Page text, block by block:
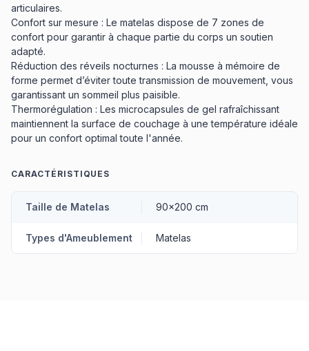
articulaires.
Confort sur mesure : Le matelas dispose de 7 zones de
confort pour garantir à chaque partie du corps un soutien
adapté.
Réduction des réveils nocturnes : La mousse à mémoire de
forme permet d’éviter toute transmission de mouvement, vous
garantissant un sommeil plus paisible.
Thermorégulation : Les microcapsules de gel rafraîchissant
maintiennent la surface de couchage à une température idéale
pour un confort optimal toute l'année.
CARACTÉRISTIQUES
Taille de Matelas 90x200 cm
Types d'Ameublement Matelas